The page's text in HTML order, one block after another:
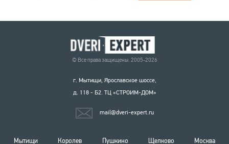
© Все права защищены. 2005-2026
г. Мытищи, Ярославское шоссе,
д. 118 - Б2. ТЦ «СТРОИМ-ДОМ»
mail@dveri-expert.ru
Мытищи Королев Пушкино Щелково Москва